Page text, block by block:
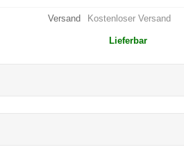
Versand Kostenloser Versand
Lieferbar